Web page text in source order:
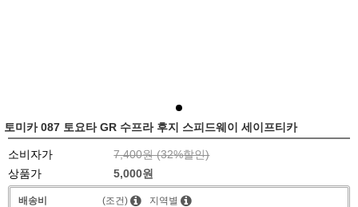
토미카 087 토요타 GR 수프라 후지 스피드웨이 세이프티카
소비자가 7,400원 (32%할인)
상품가
5,000원
배송비 (조건) 지역별